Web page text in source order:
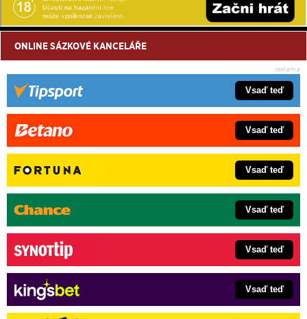
ONLINE SÁZKOVÉ KANCELÁŘE
Vsaď teď
Vsaď teď
Vsaď teď
Vsaď teď
Vsaď teď
Vsaď teď